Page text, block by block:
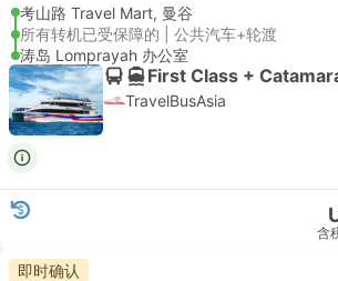
考山路 Travel Mart, 曼谷
所有转机已受保障的 | 公共汽车+轮渡
涛岛 Lomprayah 办公室
First Class +
TravelBusAsia
含
即时确认